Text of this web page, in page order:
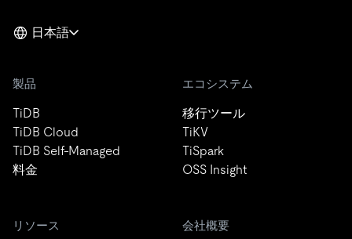
日本語
製品
TiDB
TiDB Cloud
TiDB Self-Managed
料金
エコシステム
移行ツール
TiKV
TiSpark
OSS Insight
リソース 会社概要